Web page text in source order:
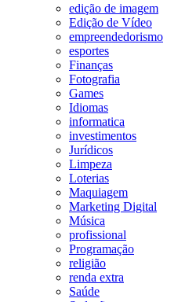
edição de imagem
Edição de Vídeo
empreendedorismo
esportes
Finanças
Fotografia
Games
Idiomas
informatica
investimentos
Jurídicos
Limpeza
Loterias
Maquiagem
Marketing Digital
Música
profissional
Programação
religião
renda extra
Saúde